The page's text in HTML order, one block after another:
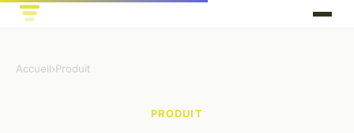
Accueil›Produit
PRODUIT